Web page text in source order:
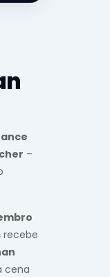
–
recebe
cena